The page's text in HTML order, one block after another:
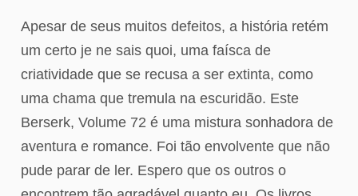
Apesar de seus muitos defeitos, a história retém
um certo je ne sais quoi, uma faísca de
criatividade que se recusa a ser extinta, como
uma chama que tremula na escuridão. Este
Berserk, Volume 72 é uma mistura sonhadora de
aventura e romance. Foi tão envolvente que não
pude parar de ler. Espero que os outros o